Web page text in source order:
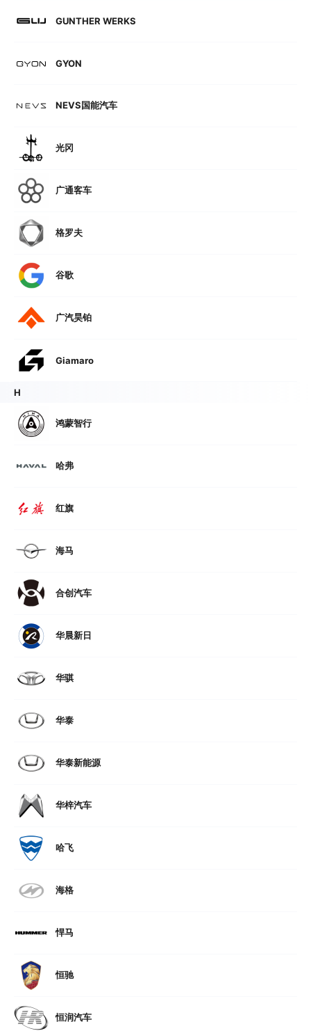
GUNTHER WERKS
GYON
NEVS国能汽车
光冈
广通客车
格罗夫
谷歌
广汽昊铂
Giamaro
H
鸿蒙智行
哈弗
红旗
海马
合创汽车
华晨新日
华骐
华泰
华泰新能源
华梓汽车
哈飞
海格
悍马
恒驰
恒润汽车